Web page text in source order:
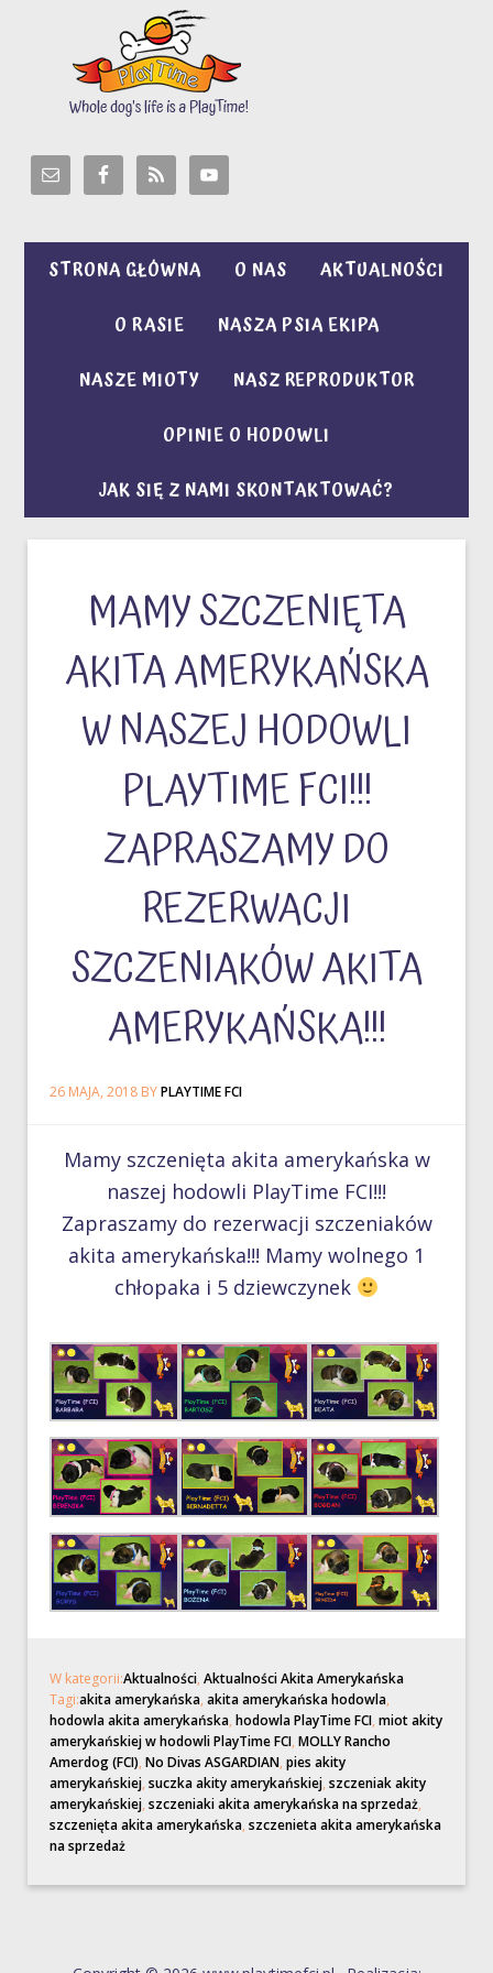
STRONA GŁÓWNA O NAS
AKTUALNOŚCI
O RASIE
NASZA PSIA EKIPA
NASZE MIOTY
NASZ REPRODUKTOR
OPINIE O HODOWLI
JAK SIĘ Z NAMI SKONTAKTOWAĆ?
MAMY SZCZENIĘTA
AKITA AMERYKAŃSKA
W NASZEJ HODOWLI
PLAYTIME FCI!!!
ZAPRASZAMY DO
REZERWACJI
SZCZENIAKÓW AKITA
AMERYKAŃSKA!!!
26 MAJA, 2018 BYPLAYTIME FCI
Mamy szczenięta akita amerykańska w
naszej hodowli PlayTime FCI!!!
Zapraszamy do rezerwacji szczeniaków
akita amerykańska!!! Mamy wolnego 1
chłopaka i 5 dziewczynek
W kategorii:Aktualności,Aktualności Akita Amerykańska
Tagi:akita amerykańska,akita amerykańska hodowla,
hodowla akita amerykańska,hodowla PlayTime FCI,miot akity
amerykańskiej w hodowli PlayTime FCI,MOLLY Rancho
Amerdog (FCI),No Divas ASGARDIAN,pies akity
amerykańskiej,suczka akity amerykańskiej,szczeniak akity
amerykańskiej,szczeniaki akita amerykańska na sprzedaż,
szczenięta akita amerykańska,szczenieta akita amerykańska
na sprzedaż